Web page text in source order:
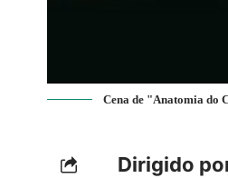
Cena de "Anatomia do
Dirigido